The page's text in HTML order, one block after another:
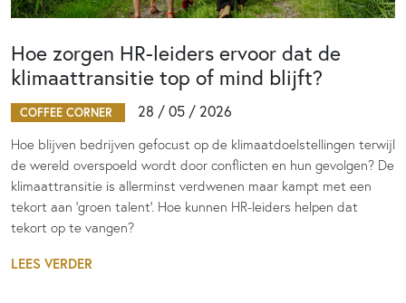
Hoe zorgen HR-leiders ervoor dat de
klimaattransitie top of mind blijft?
COFFEE CORNER 28 / 05 / 2026
Hoe blijven bedrijven gefocust op de klimaatdoelstellingen terwijl
de wereld overspoeld wordt door conflicten en hun gevolgen? De
klimaattransitie is allerminst verdwenen maar kampt met een
tekort aan ‘groen talent’. Hoe kunnen HR-leiders helpen dat
tekort op te vangen?
LEES VERDER